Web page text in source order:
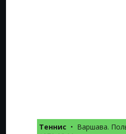
Теннис • Варшава.